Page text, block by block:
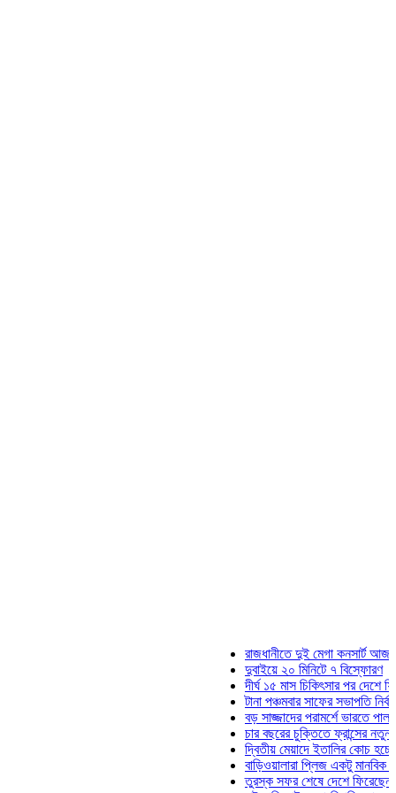
রাজধানীতে দুই মেগা কনসার্ট আজ
দুবাইয়ে ২০ মিনিটে ৭ বিস্ফোরণ
দীর্ঘ ১৫ মাস চিকিৎসার পর দেশে ফিরলেন
টানা পঞ্চমবার সাফের সভাপতি নির্বাচিত
বড় সাজ্জাদের পরামর্শে ভারতে পালাতে
চার বছরের চুক্তিতে ফ্রান্সের নতুন কোচ
দ্বিতীয় মেয়াদে ইতালির কোচ হচ্ছেন
বাড়িওয়ালারা প্লিজ একটু মানবিক হোন:
তুরস্ক সফর শেষে দেশে ফিরেছেন